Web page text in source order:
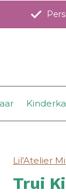
Lil'Atelier
Trui